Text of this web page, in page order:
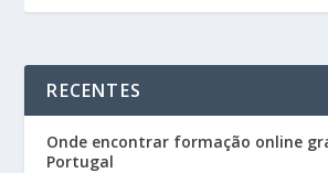
RECENTES
Onde encontrar formação online
Portugal